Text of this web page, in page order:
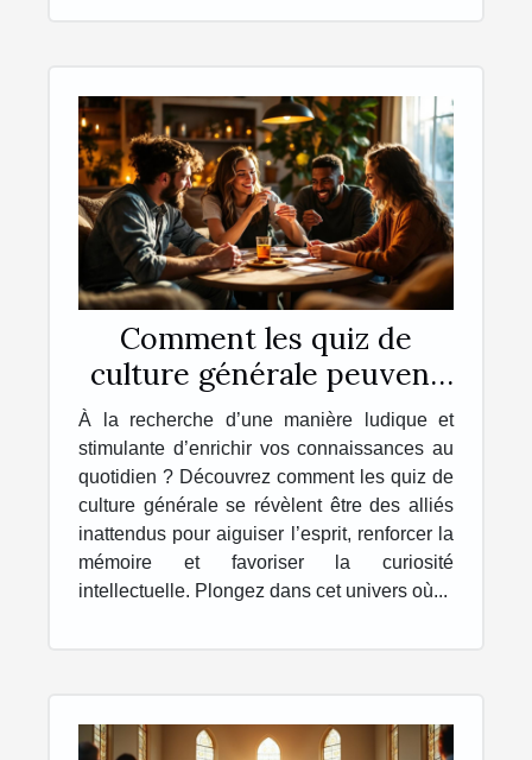
Comment les quiz de
culture générale peuvent
enrichir votre quotidien ?
À la recherche d’une manière ludique et
stimulante d’enrichir vos connaissances au
quotidien ? Découvrez comment les quiz de
culture générale se révèlent être des alliés
inattendus pour aiguiser l’esprit, renforcer la
mémoire et favoriser la curiosité
intellectuelle. Plongez dans cet univers où...